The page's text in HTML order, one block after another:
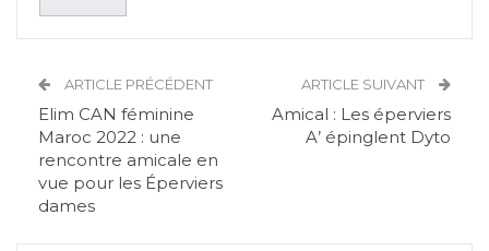
ARTICLE PRÉCÉDENT
Elim CAN féminine
Maroc 2022 : une
rencontre amicale en
vue pour les Éperviers
dames
ARTICLE SUIVANT
Amical : Les éperviers
A’ épinglent Dyto